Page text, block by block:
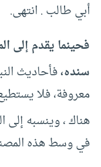
أبي طالب . انتهى.
فحينما يقدم إلى
سنده،فأحاديث
معروفة، فلا
هناك ، وينسبه إلى
في وسط هذه